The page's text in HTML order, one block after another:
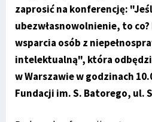
zaprosić na konferencję:
ubezwłasnowolnienie, to
wsparcia osób z
intelektualną", która
w Warszawie w godzinach
Fundacji im. S. Batorego, ul.